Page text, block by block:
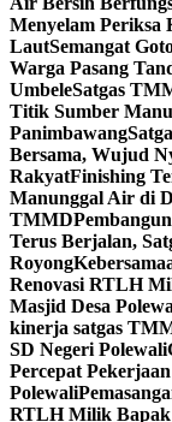
Menyelam Periksa
LautSemangat
Warga Pasang
UmbeleSatgas
Titik Sumber
Panimbawang
Bersama, Wujud
RakyatFinishing
Manunggal Air di
TMMD
Terus Berjalan,
Royong
Renovasi RTLH
Masjid Desa
kinerja satgas
SD Negeri Polewali
Percepat
Polewali
RTLH Milik Bapak